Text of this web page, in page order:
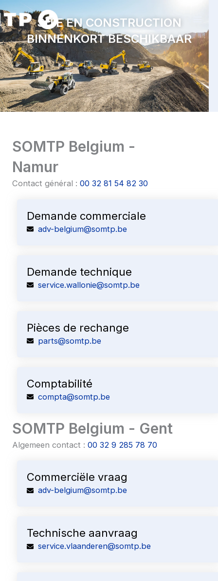
au
contenu
SITE EN CONSTRUCTION
BINNENKORT BESCHIKBAAR
SOMTP Belgium -
Namur
Contact général : 00 32 81 54 82 30
Demande commerciale
adv-belgium@somtp.be
Demande technique
service.wallonie@somtp.be
Pièces de rechange
parts@somtp.be
Comptabilité
compta@somtp.be
SOMTP Belgium - Gent
Algemeen contact : 00 32 9 285 78 70
Commerciële vraag
adv-belgium@somtp.be
Technische aanvraag
service.vlaanderen@somtp.be